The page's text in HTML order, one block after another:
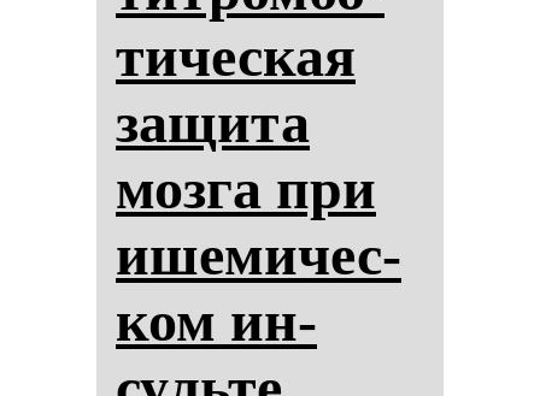
ти­чес­кая
за­щи­та
моз­га при
ише­ми­чес­
ком ин­